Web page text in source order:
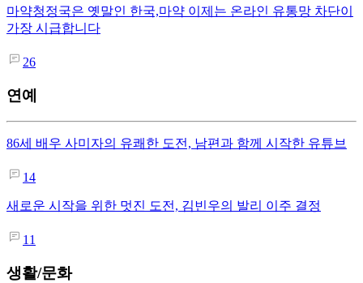
마약청정국은 옛말인 한국,마약 이제는 온라인 유통망 차단이
가장 시급합니다
26
연예
86세 배우 사미자의 유쾌한 도전, 남편과 함께 시작한 유튜브
14
새로운 시작을 위한 멋진 도전, 김빈우의 발리 이주 결정
11
생활/문화